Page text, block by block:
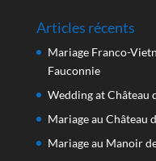
Articles récents
Mariage Franco-
Fauconnie
Wedding at Château
Mariage au Château
Mariage au Manoir